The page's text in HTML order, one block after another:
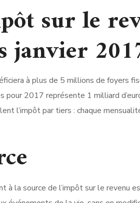
sur le
janvier
à plus de 5 millions de foyers
pour 2017 représente 1 milliard
l’impôt par tiers : chaque
à la source de l’impôt sur le revenu